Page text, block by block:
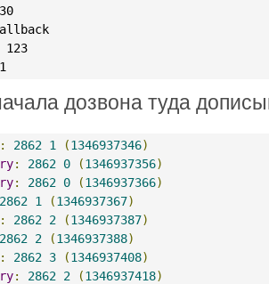
123
дозвона туда
: 2862 1 (1346937346)
: 2862 0 (1346937356)
: 2862 0 (1346937366)
2862 1 (1346937367)
: 2862 2 (1346937387)
2862 2 (1346937388)
: 2862 3 (1346937408)
: 2862 2 (1346937418)